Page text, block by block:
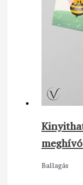
Ballagás